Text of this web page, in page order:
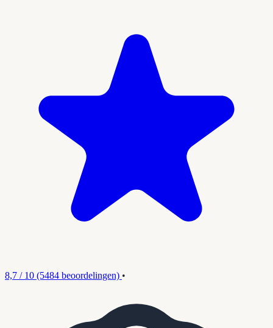
8,7 / 10 (5484 beoordelingen) •